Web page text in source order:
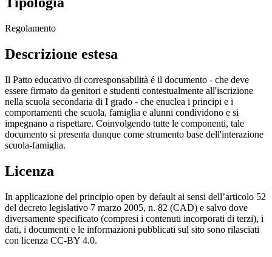
Regolamento
Descrizione estesa
Il Patto educativo di corresponsabilità é il documento - che deve
essere firmato da genitori e studenti contestualmente all'iscrizione
nella scuola secondaria di I grado - che enuclea i principi e i
comportamenti che scuola, famiglia e alunni condividono e si
impegnano a rispettare. Coinvolgendo tutte le componenti, tale
documento si presenta dunque come strumento base dell'interazione
scuola-famiglia.
Licenza
In applicazione del principio open by default ai sensi dell’articolo 52
del decreto legislativo 7 marzo 2005, n. 82 (CAD) e salvo dove
diversamente specificato (compresi i contenuti incorporati di terzi), i
dati, i documenti e le informazioni pubblicati sul sito sono rilasciati
con licenza CC-BY 4.0.